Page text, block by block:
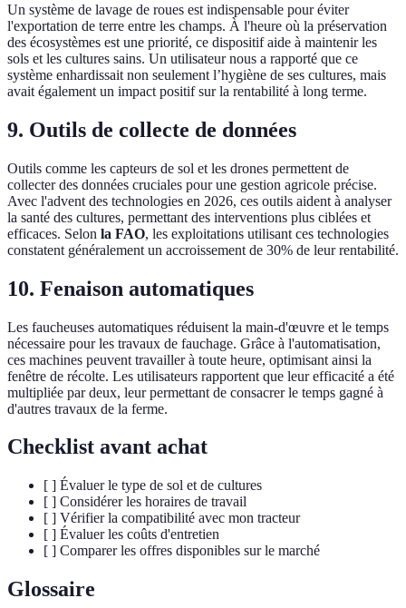
Un système de lavage de roues est indispensable pour éviter
l'exportation de terre entre les champs. À l'heure où la préservation
des écosystèmes est une priorité, ce dispositif aide à maintenir les
sols et les cultures sains. Un utilisateur nous a rapporté que ce
système enhardissait non seulement l’hygiène de ses cultures, mais
avait également un impact positif sur la rentabilité à long terme.
9. Outils de collecte de données
Outils comme les capteurs de sol et les drones permettent de
collecter des données cruciales pour une gestion agricole précise.
Avec l'advent des technologies en 2026, ces outils aident à analyser
la santé des cultures, permettant des interventions plus ciblées et
efficaces. Selon la FAO, les exploitations utilisant ces technologies
constatent généralement un accroissement de 30% de leur rentabilité.
10. Fenaison automatiques
Les faucheuses automatiques réduisent la main-d'œuvre et le temps
nécessaire pour les travaux de fauchage. Grâce à l'automatisation,
ces machines peuvent travailler à toute heure, optimisant ainsi la
fenêtre de récolte. Les utilisateurs rapportent que leur efficacité a été
multipliée par deux, leur permettant de consacrer le temps gagné à
d'autres travaux de la ferme.
Checklist avant achat
[ ] Évaluer le type de sol et de cultures
[ ] Considérer les horaires de travail
[ ] Vérifier la compatibilité avec mon tracteur
[ ] Évaluer les coûts d'entretien
[ ] Comparer les offres disponibles sur le marché
Glossaire